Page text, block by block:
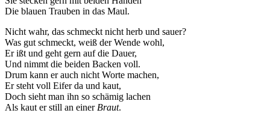
Die blauen Trauben in das Maul.
Nicht wahr, das schmeckt nicht herb und sauer?
Was gut schmeckt, weiß der Wende wohl,
Er ißt und geht gern auf die Dauer,
Und nimmt die beiden Backen voll.
Drum kann er auch nicht Worte machen,
Er steht voll Eifer da und kaut,
Doch sieht man ihn so schämig lachen
Als kaut er still an einer Braut.